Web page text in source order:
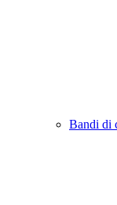
Bandi di